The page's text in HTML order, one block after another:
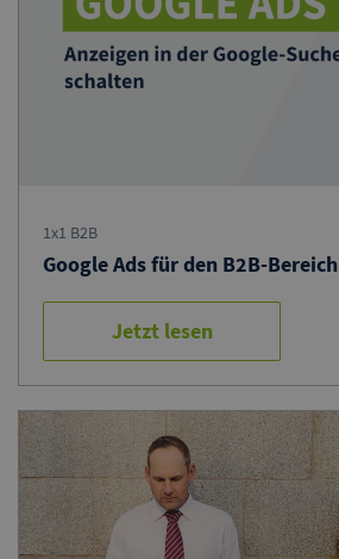
1x1 B2B
Google Ads für den B2B-Bereich
Jetzt lesen